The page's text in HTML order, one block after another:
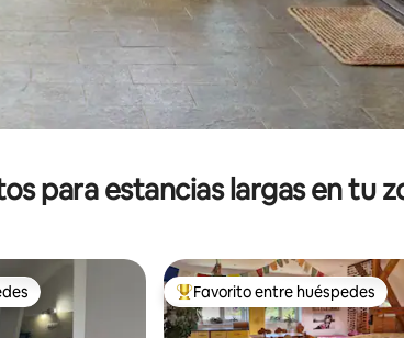
para estancias largas en tu
De los mejores en Favorito entre
Favorito entre huéspedes